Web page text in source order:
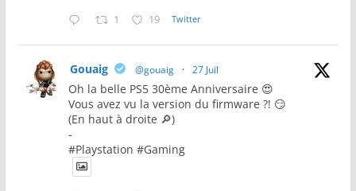
1 19 Twitter
Gouaig @gouaig · 27 Juil
Oh la belle PS5 30ème Anniversaire 😍
Vous avez vu la version du firmware ?! 😏
(En haut à droite 🔎)
-
#Playstation #Gaming